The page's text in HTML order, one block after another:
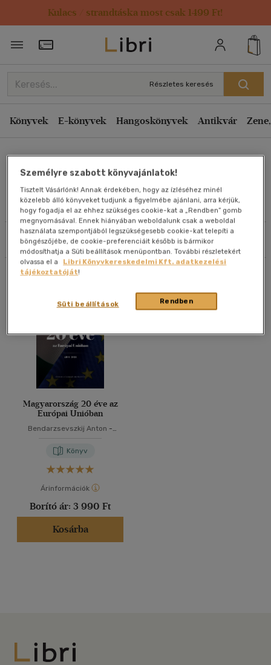
Kulacs / strandtáska most csak 1499 Ft!
Törzsvásárlói Kártya adatai
Részletes keresés
Könyvek E-könyvek Hangoskönyvek Antikvár
Bendarzsevszkij Anton
Művei
Szűrés Rendezés
Rendezés
Kiadás éve szerint csökkenő
Ár szerint csökkenő
Eladott darabszám szerint csökkenő
Eladott darabszám szerint növekvő
Cím szerint A-Z
Szerző szerint A-Z
Megjelenítés
20 db / oldal
Alkalmaz
Magyarország 20 éve az
Európai Unióban
Bendarzsevszkij Anton -
Könyv
Árinformációk
Borító ár: 3 990 Ft
Kosárba
Libri
Személyre szabott könyvajánlatok!
Tisztelt Vásárlónk! Annak érdekében, hogy az ízléséhez minél
közelebb álló könyveket tudjunk a figyelmébe ajánlani, arra kérjük,
hogy fogadja el az ehhez szükséges cookie-kat a „Rendben” gomb
megnyomásával. Ennek hiányában weboldalunk csak a weboldal
használata szempontjából legszükségesebb cookie-kat telepíti a
böngészőjébe, de cookie-preferenciáit később is bármikor
módosíthatja a Süti beállítások menüpontban. További részletekért
olvassa el a
Libri Könyvkereskedelmi Kft. adatkezelési
tájékoztatóját!
Rendben
Süti beállítások